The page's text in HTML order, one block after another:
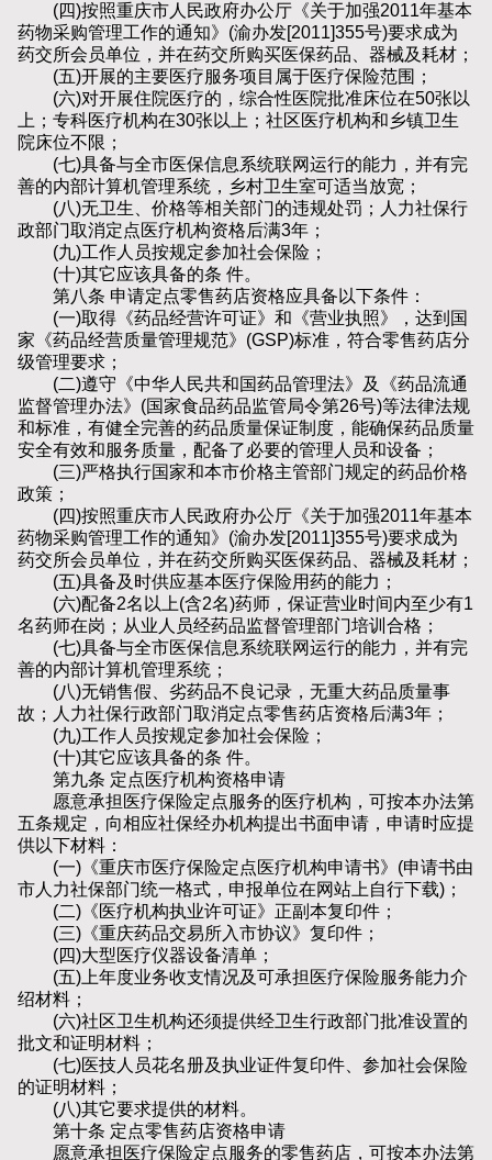
(四)按照重庆市人民政府办公厅《关于加强2011年基本
药物采购管理工作的通知》(渝办发[2011]355号)要求成为
药交所会员单位，并在药交所购买医保药品、器械及耗材；
(五)开展的主要医疗服务项目属于医疗保险范围；
(六)对开展住院医疗的，综合性医院批准床位在50张以
上；专科医疗机构在30张以上；社区医疗机构和乡镇卫生
院床位不限；
(七)具备与全市医保信息系统联网运行的能力，并有完
善的内部计算机管理系统，乡村卫生室可适当放宽；
(八)无卫生、价格等相关部门的违规处罚；人力社保行
政部门取消定点医疗机构资格后满3年；
(九)工作人员按规定参加社会保险；
(十)其它应该具备的条 件。
第八条 申请定点零售药店资格应具备以下条件：
(一)取得《药品经营许可证》和《营业执照》，达到国
家《药品经营质量管理规范》(GSP)标准，符合零售药店分
级管理要求；
(二)遵守《中华人民共和国药品管理法》及《药品流通
监督管理办法》(国家食品药品监管局令第26号)等法律法规
和标准，有健全完善的药品质量保证制度，能确保药品质量
安全有效和服务质量，配备了必要的管理人员和设备；
(三)严格执行国家和本市价格主管部门规定的药品价格
政策；
(四)按照重庆市人民政府办公厅《关于加强2011年基本
药物采购管理工作的通知》(渝办发[2011]355号)要求成为
药交所会员单位，并在药交所购买医保药品、器械及耗材；
(五)具备及时供应基本医疗保险用药的能力；
(六)配备2名以上(含2名)药师，保证营业时间内至少有1
名药师在岗；从业人员经药品监督管理部门培训合格；
(七)具备与全市医保信息系统联网运行的能力，并有完
善的内部计算机管理系统；
(八)无销售假、劣药品不良记录，无重大药品质量事
故；人力社保行政部门取消定点零售药店资格后满3年；
(九)工作人员按规定参加社会保险；
(十)其它应该具备的条 件。
第九条 定点医疗机构资格申请
愿意承担医疗保险定点服务的医疗机构，可按本办法第
五条规定，向相应社保经办机构提出书面申请，申请时应提
供以下材料：
(一)《重庆市医疗保险定点医疗机构申请书》(申请书由
市人力社保部门统一格式，申报单位在网站上自行下载)；
(二)《医疗机构执业许可证》正副本复印件；
(三)《重庆药品交易所入市协议》复印件；
(四)大型医疗仪器设备清单；
(五)上年度业务收支情况及可承担医疗保险服务能力介
绍材料；
(六)社区卫生机构还须提供经卫生行政部门批准设置的
批文和证明材料；
(七)医技人员花名册及执业证件复印件、参加社会保险
的证明材料；
(八)其它要求提供的材料。
第十条 定点零售药店资格申请
愿意承担医疗保险定点服务的零售药店，可按本办法第